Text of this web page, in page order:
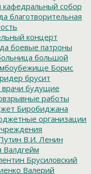
кафедральный собор
благотворительная
концерт
боевые патроны
большой
Борис
брусит
будущие
работы
Биробиджана
организации
В.И. Ленин
Валдгейм
Брусиловский
Валерий